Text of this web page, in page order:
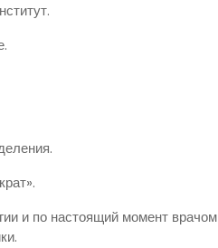
и по настоящий момент врачом